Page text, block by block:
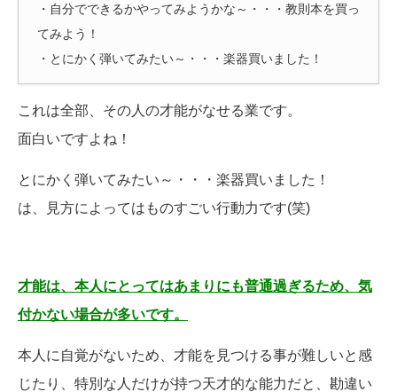
・自分でできるかやってみようかな～・・・教則本を買っ
てみよう！
・とにかく弾いてみたい～・・・楽器買いました！
これは全部、その人の才能がなせる業です。
面白いですよね！
とにかく弾いてみたい～・・・楽器買いました！
は、見方によってはものすごい行動力です(笑)
才能は、本人にとってはあまりにも普通過ぎるため、気
付かない場合が多いです。
本人に自覚がないため、才能を見つける事が難しいと感
じたり、特別な人だけが持つ天才的な能力だと、勘違い